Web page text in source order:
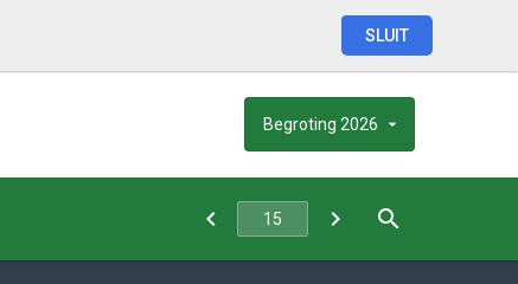
SLUIT
Begroting 2026